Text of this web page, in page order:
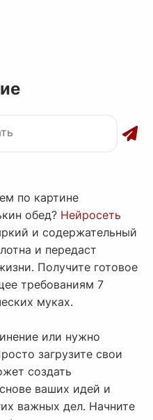
по картине
обед? Нейросеть
и содержательный
и передаст
Получите готовое
требованиям 7
муках.
или нужно
загрузите свои
создать
ваших идей и
важных дел. Начните